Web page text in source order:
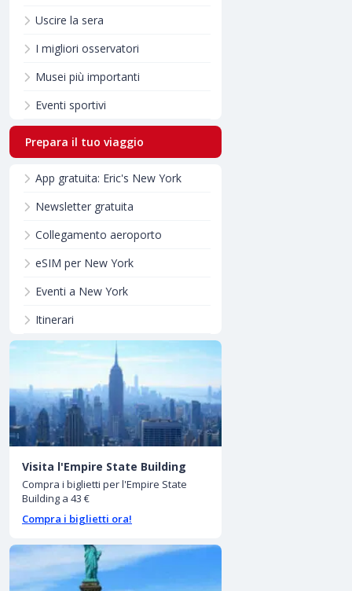
Uscire la sera
I migliori osservatori
Musei più importanti
Eventi sportivi
Prepara il tuo viaggio
App gratuita: Eric's New York
Newsletter gratuita
Collegamento aeroporto
eSIM per New York
Eventi a New York
Itinerari
Visita l'Empire State Building
Compra i biglietti per l'Empire State
Building a 43 €
Compra i biglietti ora!